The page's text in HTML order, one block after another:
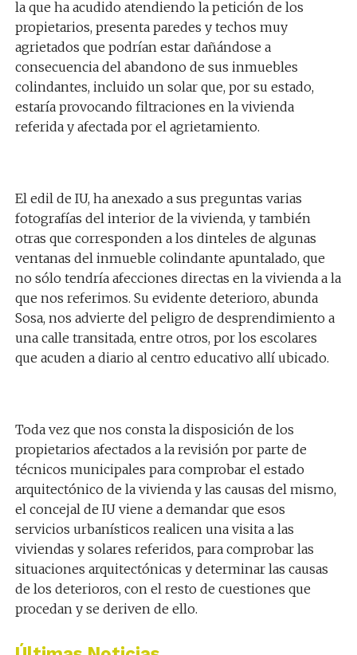
la que ha acudido atendiendo la petición de los
propietarios, presenta paredes y techos muy
agrietados que podrían estar dañándose a
consecuencia del abandono de sus inmuebles
colindantes, incluido un solar que, por su estado,
estaría provocando filtraciones en la vivienda
referida y afectada por el agrietamiento.
El edil de IU, haanexado a sus preguntas varias
fotografías del interior de la vivienda, y también
otras que corresponden a los dinteles de algunas
ventanas del inmueble colindante apuntalado, que
no sólo tendría afecciones directas en la vivienda a la
que nos referimos. Su evidente deterioro, abunda
Sosa,nos advierte del peligro de desprendimiento a
una calle transitada, entre otros, por los escolares
que acuden a diario al centro educativo allí ubicado.
Toda vez que nos consta la disposición de los
propietarios afectados a la revisión por parte de
técnicos municipales para comprobar el estado
arquitectónico de la vivienda y las causas del mismo,
el concejal de IU viene a demandar que esos
servicios urbanísticos realicenuna visita a las
viviendas y solares referidos, para comprobar las
situaciones arquitectónicas y determinar las causas
de los deterioros,con el resto de cuestiones que
procedany se deriven de ello.